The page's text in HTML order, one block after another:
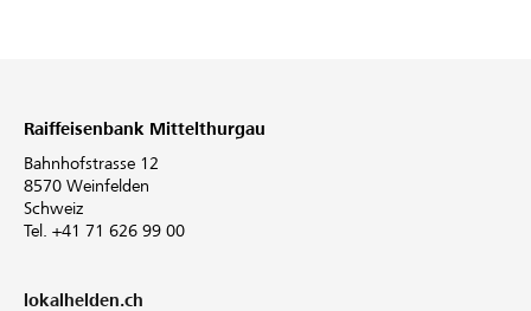
Raiffeisenbank Mittelthurgau
Bahnhofstrasse 12
8570 Weinfelden
Schweiz
Tel. +41 71 626 99 00
lokalhelden.ch